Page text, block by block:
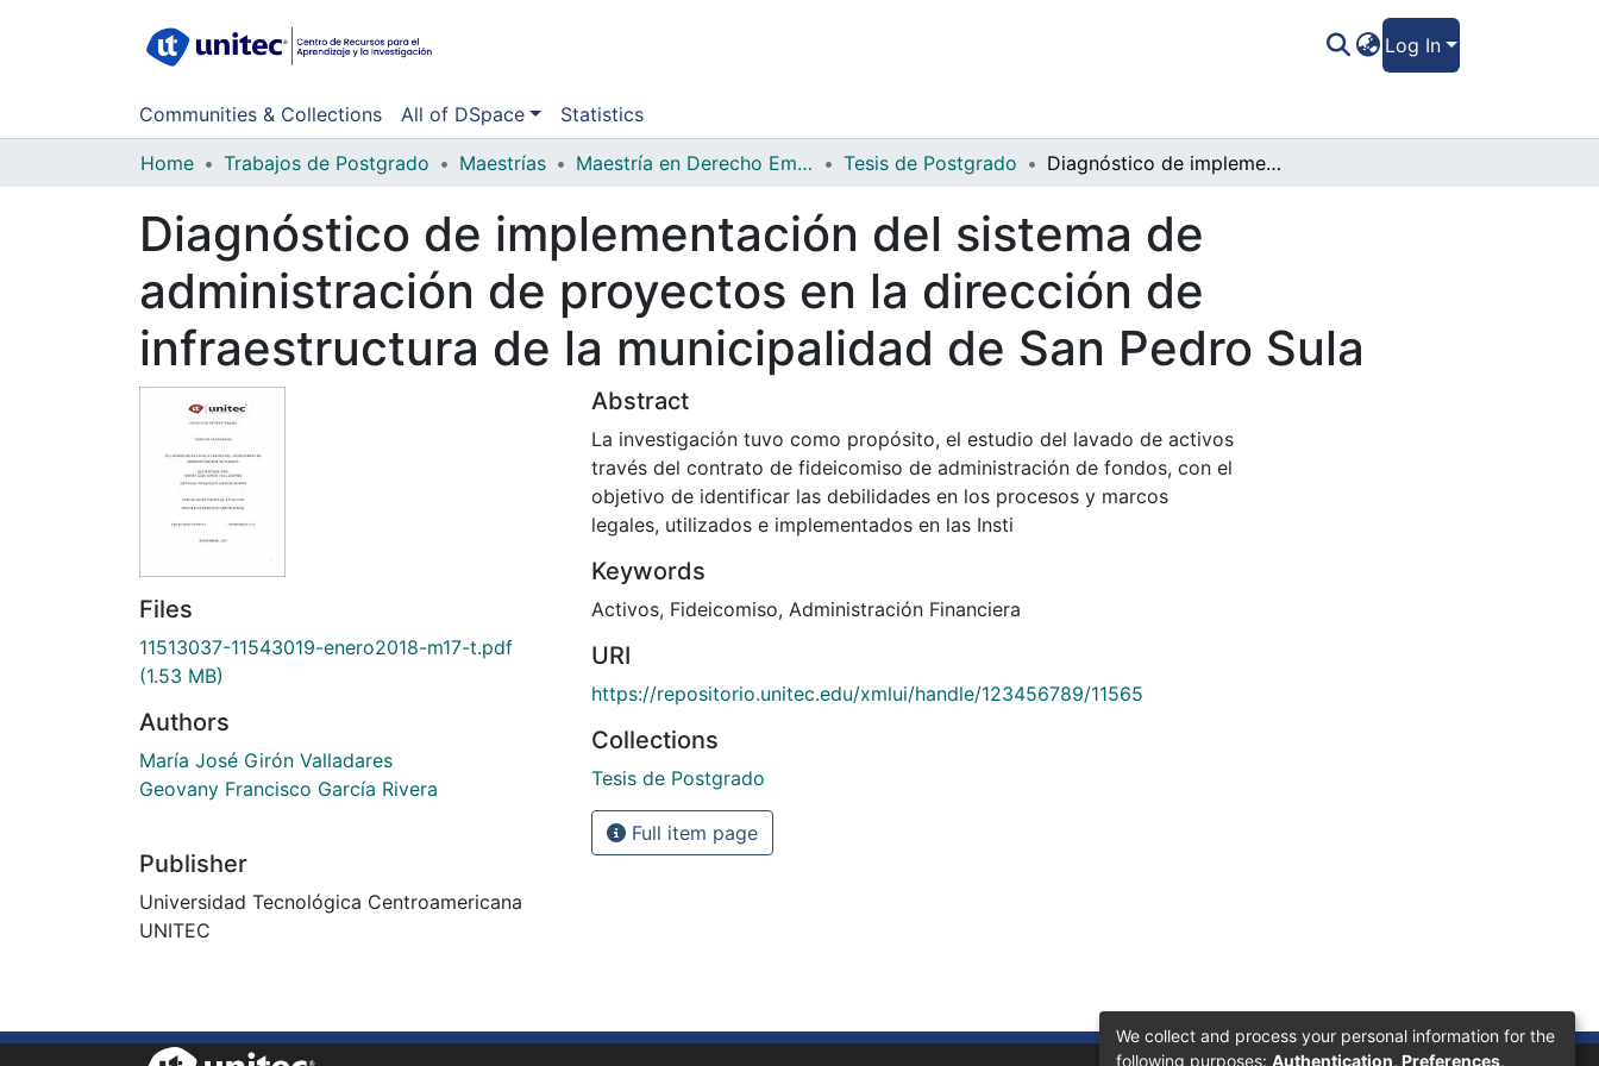
Log In
Communities & Collections All of DSpace Statistics
Home Trabajos de Postgrado Maestrías Maestría en Derecho Empresarial Tesis de Postgrado Diagnóstico de implementación del sistema de administración de proyectos en la dirección de infraestructura de la municipalidad de San Pedro Sula
Diagnóstico de implementación del sistema de
administración de proyectos en la dirección de
infraestructura de la municipalidad de San Pedro Sula
Files
11513037-11543019-enero2018-m17-t.pdf
(1.53 MB)
Authors
María José Girón Valladares
Geovany Francisco García Rivera
Publisher
Universidad Tecnológica Centroamericana
UNITEC
Abstract
La investigación tuvo como propósito, el estudio del lavado de activos
través del contrato de fideicomiso de administración de fondos, con el
objetivo de identificar las debilidades en los procesos y marcos
legales, utilizados e implementados en las Insti
Keywords
Activos, Fideicomiso, Administración Financiera
URI
https://repositorio.unitec.edu/xmlui/handle/123456789/11565
Collections
Tesis de Postgrado
Full item page
We collect and process your personal information for the
following purposes: Authentication, Preferences,